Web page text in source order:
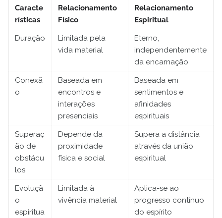
Caracte
rísticas
Relacionamento
Físico
Relacionamento
Espiritual
Duração
Limitada pela
vida material
Eterno,
independentemente
da encarnação
Conexã
o
Baseada em
encontros e
interações
presenciais
Baseada em
sentimentos e
afinidades
espirituais
Superaç
ão de
obstácu
los
Depende da
proximidade
física e social
Supera a distância
através da união
espiritual
Evoluçã
o
espiritua
Limitada à
vivência material
Aplica-se ao
progresso contínuo
do espírito